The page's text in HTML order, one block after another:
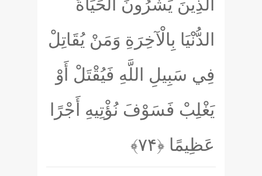
الَّذِينَ يَشْرُونَ الْحَيَاةَ
الدُّنْيَا بِالْآخِرَةِ وَمَنْ يُقَاتِلْ
فِي سَبِيلِ اللَّهِ فَيُقْتَلْ أَوْ
يَغْلِبْ فَسَوْفَ نُؤْتِيهِ أَجْرًا
عَظِيمًا ﴿۷۴﴾